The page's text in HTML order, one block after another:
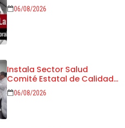
06/08/2026
Instala Sector Salud
Comité Estatal de Calidad
en Salud para garantizar un
trato digno y humanitario a
06/08/2026